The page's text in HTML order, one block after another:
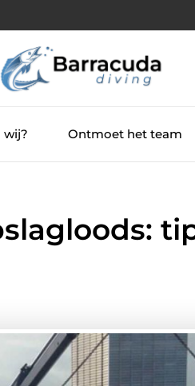
wij? Ontmoet het team